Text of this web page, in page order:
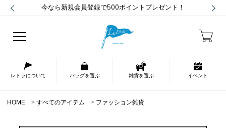
今なら新規会員登録で500ポイントプレゼント！
レトラについて バッグを選ぶ 雑貨を選ぶ イベント
HOME すべてのアイテム ファッション雑貨